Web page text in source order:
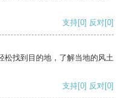
支持[0] 反对[0]
松找到目的地，了解当地的风土
支持[0] 反对[0]